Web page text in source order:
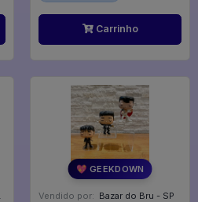
Carrinho
💖 GEEKDOWN
Vendido por: Bazar do Bru - SP